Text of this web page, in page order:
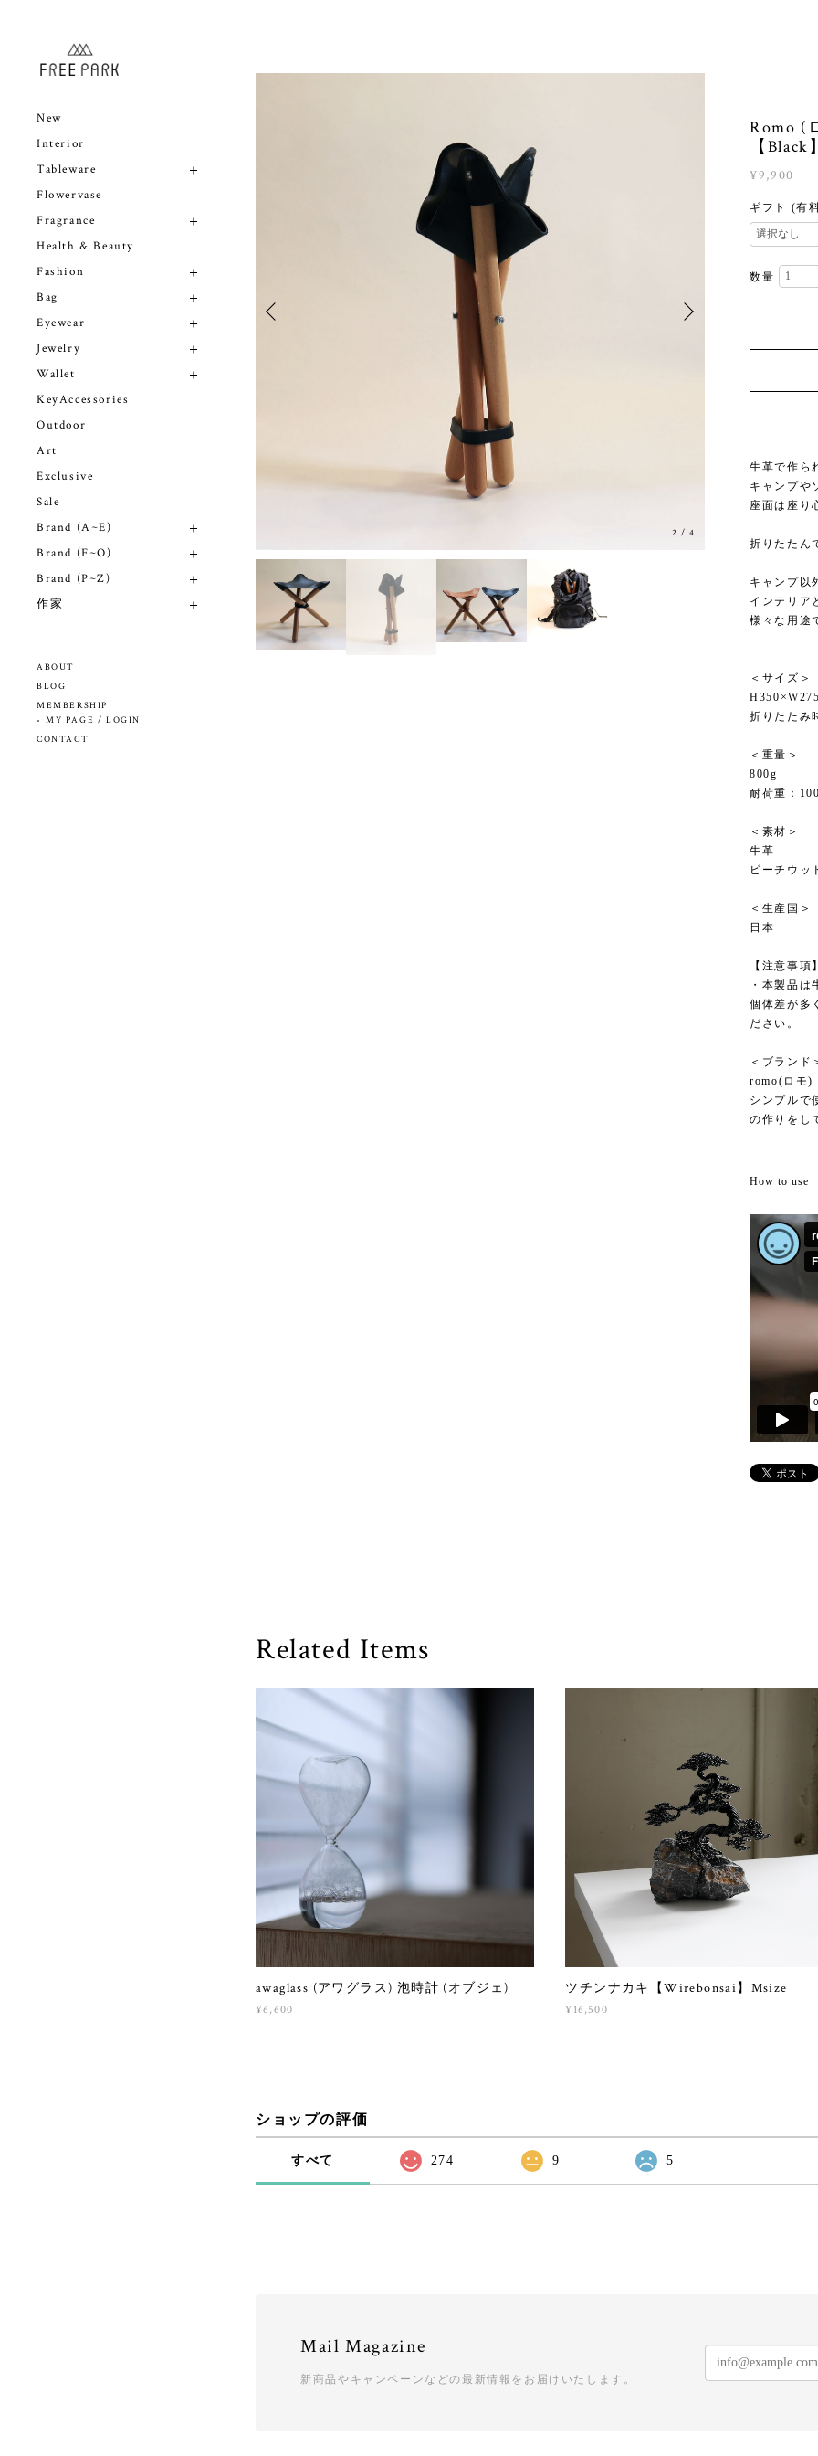
New
Interior
Tableware
Flowervase
Fragrance
Health & Beauty
Fashion
Bag
Eyewear
Jewelry
Wallet
KeyAccessories
Outdoor
Art
Exclusive
Sale
Brand (A~E)
Brand (F~O)
Brand (P~Z)
作家
ABOUT
BLOG
MEMBERSHIP
MY PAGE / LOGIN
CONTACT
2 /4
Romo (
【Black
¥9,900
ギフト (有
数量
牛革で作ら
キャンプや
座面は座り
折りたたん
キャンプ以
インテリア
様々な用途
＜サイズ＞
折りたたみ
＜重量＞
800g
耐荷重：
＜素材＞
牛革
ビーチウッ
＜生産国＞
日本
【注意事項
・本製品
個体差が多
ださい。
＜ブランド
romo(ロモ)
シンプルで
の作りをし
How to use
Related Items
awaglass (アワグラス) 泡時計 (オブジェ)
¥6,600
ツチンナカキ【Wirebonsai】Msize
¥16,500
ショップの評価
すべて 274 9 5
Mail Magazine
新商品やキャンペーンなどの最新情報をお届けいたします。